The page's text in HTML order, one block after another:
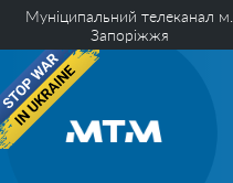
Муніципальний телеканал м.
Запоріжжя